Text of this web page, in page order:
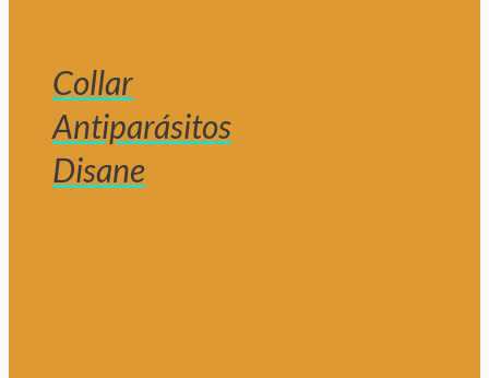
Collar
Antiparásitos
Disane